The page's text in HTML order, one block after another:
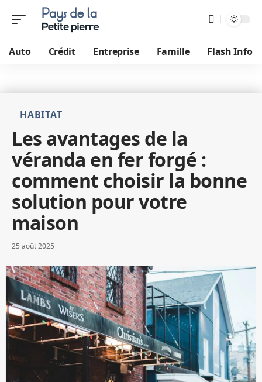
Auto Crédit Entreprise Famille Flash Info
HABITAT
Les avantages de la
véranda en fer forgé :
comment choisir la bonne
solution pour votre
maison
25 août 2025